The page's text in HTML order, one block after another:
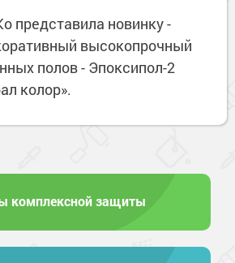
представила новинку -
высокопрочный
полов - Эпоксипол-2
колор».
комплексной защиты